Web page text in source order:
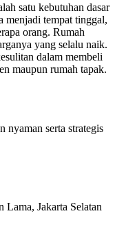
satu kebutuhan dasar
menjadi tempat tinggal,
orang. Rumah
yang selalu naik.
dalam membeli
maupun rumah tapak.
nyaman serta strategis
Jakarta Selatan